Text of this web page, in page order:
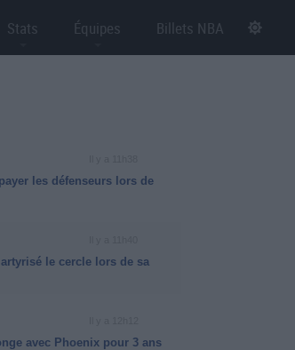
Stats Équipes Billets NBA
les défenseurs lors de
le cercle lors de sa
avec Phoenix pour 3 ans